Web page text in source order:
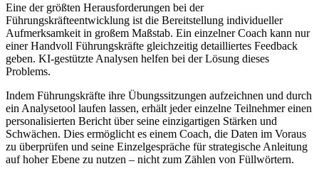
Eine der größten Herausforderungen bei der
Führungskräfteentwicklung ist die Bereitstellung individueller
Aufmerksamkeit in großem Maßstab. Ein einzelner Coach kann nur
einer Handvoll Führungskräfte gleichzeitig detailliertes Feedback
geben. KI-gestützte Analysen helfen bei der Lösung dieses
Problems.
Indem Führungskräfte ihre Übungssitzungen aufzeichnen und durch
ein Analysetool laufen lassen, erhält jeder einzelne Teilnehmer einen
personalisierten Bericht über seine einzigartigen Stärken und
Schwächen. Dies ermöglicht es einem Coach, die Daten im Voraus
zu überprüfen und seine Einzelgespräche für strategische Anleitung
auf hoher Ebene zu nutzen – nicht zum Zählen von Füllwörtern.